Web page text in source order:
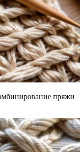
пряжи